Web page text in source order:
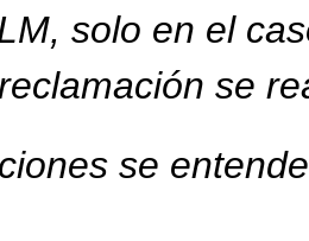
solo en el
se
se